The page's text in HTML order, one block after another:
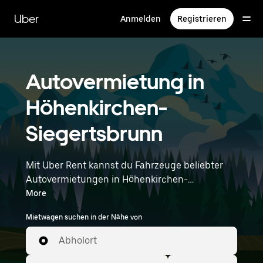
zum
Hauptinhalt
Uber Anmelden Registrieren
Autovermietung in
Höhenkirchen-
Siegertsbrunn
Mit Uber Rent kannst du Fahrzeuge beliebter
Autovermietungen in Höhenkirchen-
Siegertsbrunn durchstöbern. Von Elektroautos
über Limousinen bis hin zu SUVs stehen dir
Fahrzeuge zur Auswahl, die sowohl für
Alleinreisende als auch für Gruppen mit bis zu
7 Personen geeignet sind. Gib deine Zeit- und
More
Mietwagen suchen in der Nähe von
Abholort